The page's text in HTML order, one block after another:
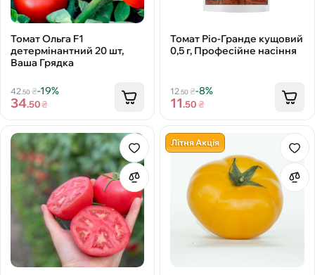
Томат Ольга F1
детермінантний 20 шт,
Ваша Грядка
42.50₴-19%
34.50₴
Томат Ріо-Гранде кущовий
0,5 г, Професійне насіння
12.50 ₴-8%
11.50₴
Літня Акція